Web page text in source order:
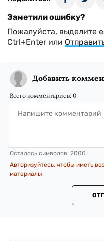
Заметили ошибку?
Пожалуйста, выделите
Ctrl+Enter или
Добавить
Всего комментариев: 0
Осталось символов: 2000
Авторизуйтесь, чтобы иметь
материалы